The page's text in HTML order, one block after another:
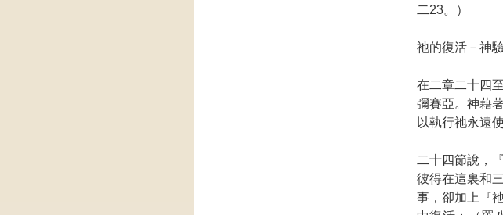
二23。）
祂的復活－神
在二章二十四
彌賽亞。神藉
以執行祂永遠
二十四節說，
彼得在這裏和
事，卻加上『